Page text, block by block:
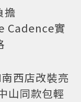
擔
Cadence實
西店改裝亮
山同款包輕